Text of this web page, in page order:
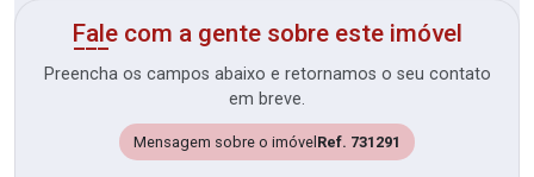
Fale com a gente sobre este imóvel
Preencha os campos abaixo e retornamos o seu contato
em breve.
Mensagem sobre o imóvelRef. 731291